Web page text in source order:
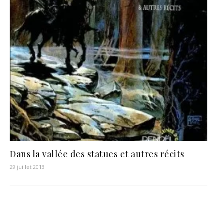
Dans la vallée des statues et autres récits
29 juillet 2013